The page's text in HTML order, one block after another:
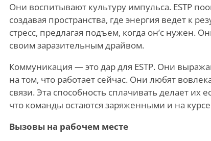
Они воспитывают культуру импульса. ESTP
создавая пространства, где энергия ведет к
стресс, предлагая подъем, когда он’с нужен.
своим заразительным драйвом.
Коммуникация — это дар для ESTP. Они
на том, что работает сейчас. Они любят
связи. Эта способность сплачивать делает
что команды остаются заряженными и на
Вызовы на рабочем месте